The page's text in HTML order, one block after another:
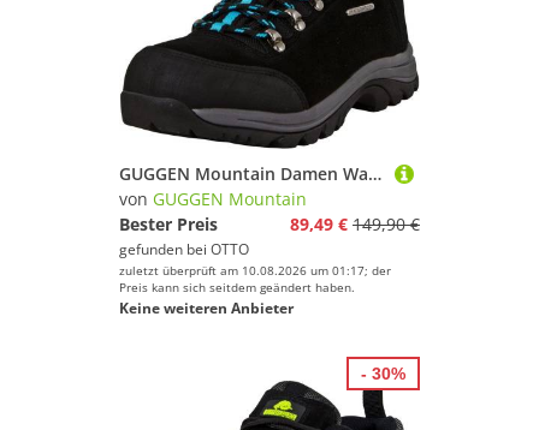
GUGGEN Mountain Damen Wanderschuh Bergschuh M014 Trekkingschuh Outdoor Wanderstiefel Wanderschuh Wasserdicht, Strapazierfähig, Leder, Wildleder
von GUGGEN Mountain
Bester Preis
89,49 € 149,90 €
gefunden bei OTTO
zuletzt überprüft am 10.08.2026 um 01:17; der
Preis kann sich seitdem geändert haben.
Keine weiteren Anbieter
- 30%